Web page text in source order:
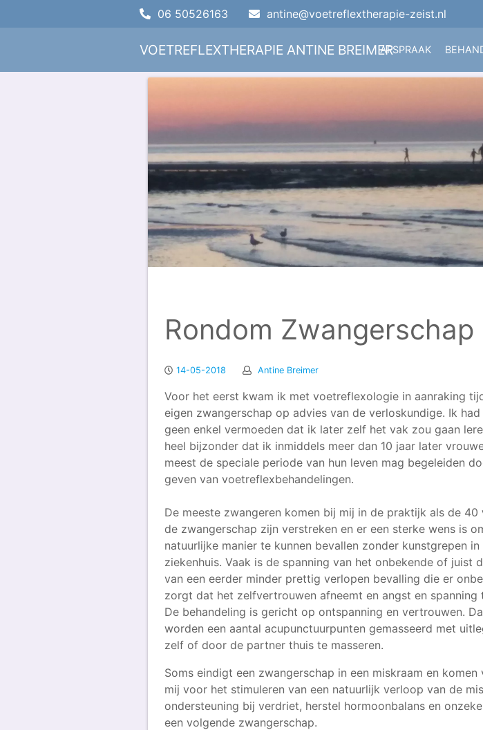
06 50526163 antine@voetreflextherapie-zeist.nl
VOETREFLEXTHERAPIE ANTINE BREIMERAFSPRAAK
Rondom Zwangerschap
14-05-2018 Antine Breimer
Voor het eerst kwam ik met voetreflexologie in aanraking
eigen zwangerschap op advies van de verloskundige. Ik
geen enkel vermoeden dat ik later zelf het vak zou gaan
heel bijzonder dat ik inmiddels meer dan 10 jaar later
meest de speciale periode van hun leven mag begeleiden
geven van voetreflexbehandelingen.
De meeste zwangeren komen bij mij in de praktijk als de 40
de zwangerschap zijn verstreken en er een sterke wens is
natuurlijke manier te kunnen bevallen zonder kunstgrepen in
ziekenhuis. Vaak is de spanning van het onbekende of juist
van een eerder minder prettig verlopen bevalling die er
zorgt dat het zelfvertrouwen afneemt en angst en spanning
De behandeling is gericht op ontspanning en vertrouwen.
worden een aantal acupunctuurpunten gemasseerd met
zelf of door de partner thuis te masseren.
Soms eindigt een zwangerschap in een miskraam en komen
mij voor het stimuleren van een natuurlijk verloop van de
ondersteuning bij verdriet, herstel hormoonbalans en
een volgende zwangerschap.